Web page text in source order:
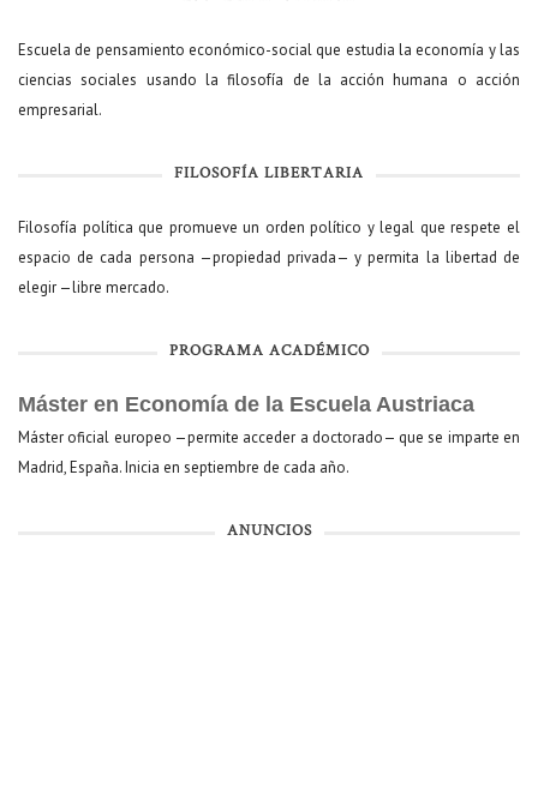
Escuela de pensamiento económico-social que estudia la economía y las
ciencias sociales usando la filosofía de la acción humana o acción
empresarial.
FILOSOFÍA LIBERTARIA
Filosofía política que promueve un orden político y legal que respete el
espacio de cada persona —propiedad privada— y permita la libertad de
elegir —libre mercado.
PROGRAMA ACADÉMICO
Máster en Economía de la Escuela Austriaca
Máster oficial europeo —permite acceder a doctorado— que se imparte en
Madrid, España. Inicia en septiembre de cada año.
ANUNCIOS